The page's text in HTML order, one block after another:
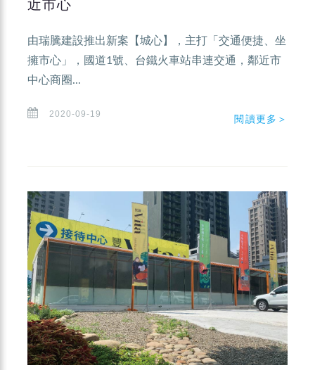
近市心
由瑞騰建設推出新案【城心】，主打「交通便捷、坐
擁市心」，國道1號、台鐵火車站串連交通，鄰近市
中心商圈...
2020-09-19 閱讀更多＞